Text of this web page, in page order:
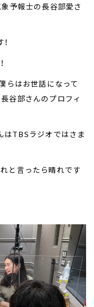
象予報士の長谷部愛さ
僕らはお世話になって
谷部さんのプロフィ
はTBSラジオではさま
と言ったら晴れです